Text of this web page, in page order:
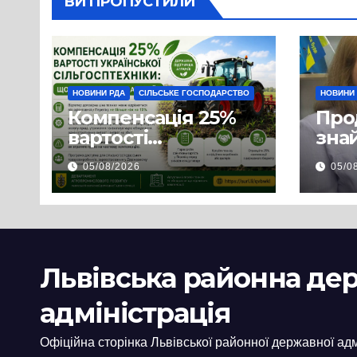
НОВИНИ РДА СІЛЬСЬКЕ ГОСПОДАРСТВО
Компенсація 25%
вартості
української
сільгосптехніки:
що змінилося для
05/08/2026
НОВИНИ
05/
Львівська районна
адміністрація
Офіційна сторінка Львівської районної державної